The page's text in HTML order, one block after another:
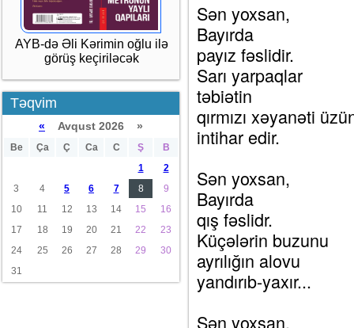
AYB-də Əli Kərimin oğlu ilə
görüş keçiriləcək
Təqvim
« Avqust 2026 »
Be Ça Ç Ca C Ş
B
1
2
3
4 5 6 7 8
9
10
11 12 13 14 15
16
17
18 19 20 21 22
23
24
25 26 27 28 29
30
31
Sən yoxsan,
Bayırda
payız fəslidir.
Sarı yarpaqlar
təbiətin
qırmızı xəyanəti
intihar edir.
Sən yoxsan,
Bayırda
qış fəslidr.
Küçələrin buzunu
ayrılığın alovu
yandırıb-yaxır...
Sən yoxsan,